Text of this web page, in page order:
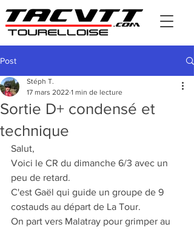
Post
Sortie D+ condensé et
technique
Stéph T.
17 mars 2022 1 min de lecture
Salut,
Voici le CR du dimanche 6/3 avec un
peu de retard.
C'est Gaël qui guide un groupe de 9
costauds au départ de La Tour.
On part vers Malatray pour grimper au